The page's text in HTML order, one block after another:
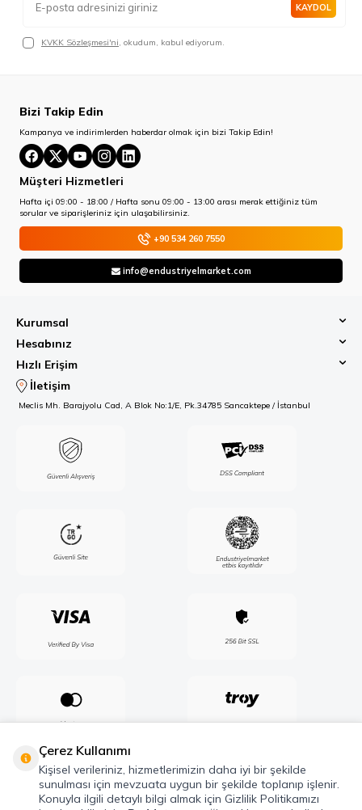
KAYDOL
KVKK Sözleşmesi'ni , okudum, kabul ediyorum.
Bizi Takip Edin
Kampanya ve indirimlerden haberdar olmak için bizi Takip Edin!
Müşteri Hizmetleri
Hafta içi 09:00 - 18:00 / Hafta sonu 09:00 - 13:00 arası merak ettiğiniz tüm
sorular ve siparişleriniz için ulaşabilirsiniz.
+90 534 260 7550
info@endustriyelmarket.com
Kurumsal
Hesabınız
Hızlı Erişim
İletişim
Meclis Mh. Barajyolu Cad, A Blok No:1/E, Pk.34785 Sancaktepe / İstanbul
Çerez Kullanımı
Kişisel verileriniz, hizmetlerimizin daha iyi bir şekilde
sunulması için mevzuata uygun bir şekilde toplanıp işlenir.
Konuyla ilgili detaylı bilgi almak için Gizlilik Politikamızı